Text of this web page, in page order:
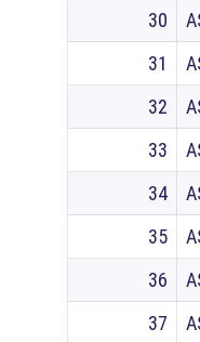
30
31
32
33
34
35
36
37